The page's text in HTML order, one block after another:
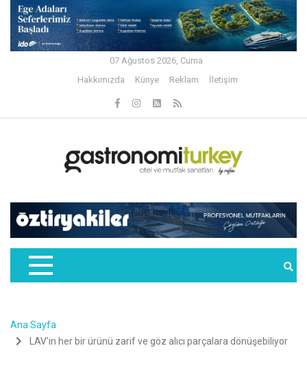
07 Ağustos 2026, Cuma
Hakkımızda
Künye Reklam İletişim
Ana Sayfa
LAV'ın her bir ürünü zarif ve göz alıcı parçalara dönüşebiliyor